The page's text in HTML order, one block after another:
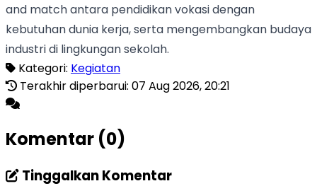
and match antara pendidikan vokasi dengan
kebutuhan dunia kerja, serta mengembangkan budaya
industri di lingkungan sekolah.
Kategori: Kegiatan
Terakhir diperbarui: 07 Aug 2026, 20:21
Komentar (0)
Tinggalkan Komentar